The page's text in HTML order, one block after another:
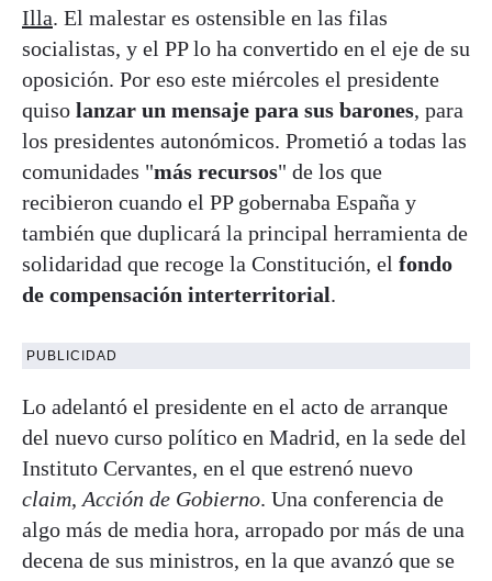
Illa. El malestar es ostensible en las filas
socialistas, y el PP lo ha convertido en el eje de su
oposición. Por eso este miércoles el presidente
quiso lanzar un mensaje para sus barones, para
los presidentes autonómicos. Prometió a todas las
comunidades "más recursos" de los que
recibieron cuando el PP gobernaba España y
también que duplicará la principal herramienta de
solidaridad que recoge la Constitución, el fondo
de compensación interterritorial.
PUBLICIDAD
Lo adelantó el presidente en el acto de arranque
del nuevo curso político en Madrid, en la sede del
Instituto Cervantes, en el que estrenó nuevo
claim, Acción de Gobierno. Una conferencia de
algo más de media hora, arropado por más de una
decena de sus ministros, en la que avanzó que se